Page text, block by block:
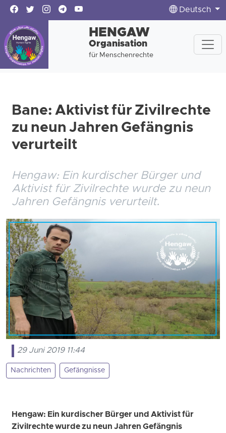
Deutsch
HENGAW
Organisation
für Menschenrechte
Bane: Aktivist für Zivilrechte
zu neun Jahren Gefängnis
verurteilt
Hengaw: Ein kurdischer Bürger und
Aktivist für Zivilrechte wurde zu neun
Jahren Gefängnis verurteilt.
29 Juni 2019 11:44
Nachrichten Gefängnisse
Hengaw: Ein kurdischer Bürger und Aktivist für
Zivilrechte wurde zu neun Jahren Gefängnis